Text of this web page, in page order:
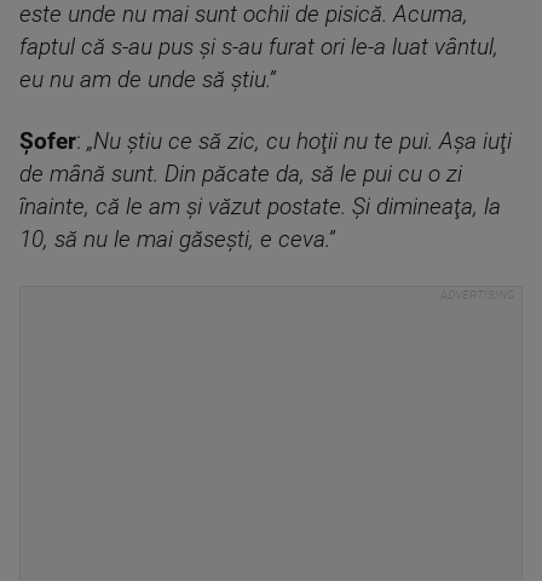
este unde nu mai sunt ochii de pisică. Acuma,
faptul că s-au pus şi s-au furat ori le-a luat vântul,
eu nu am de unde să ştiu.”
Șofer: „Nu ştiu ce să zic, cu hoţii nu te pui. Aşa iuţi
de mână sunt. Din păcate da, să le pui cu o zi
înainte, că le am şi văzut postate. Și dimineaţa, la
10, să nu le mai găseşti, e ceva.”